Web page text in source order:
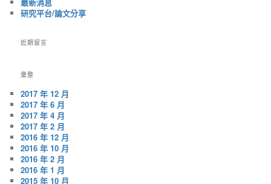
研究平台/論文分享
近期留言
彙整
2017 年 12 月
2017 年 6 月
2017 年 4 月
2017 年 2 月
2016 年 12 月
2016 年 10 月
2016 年 2 月
2016 年 1 月
2015 年 10 月